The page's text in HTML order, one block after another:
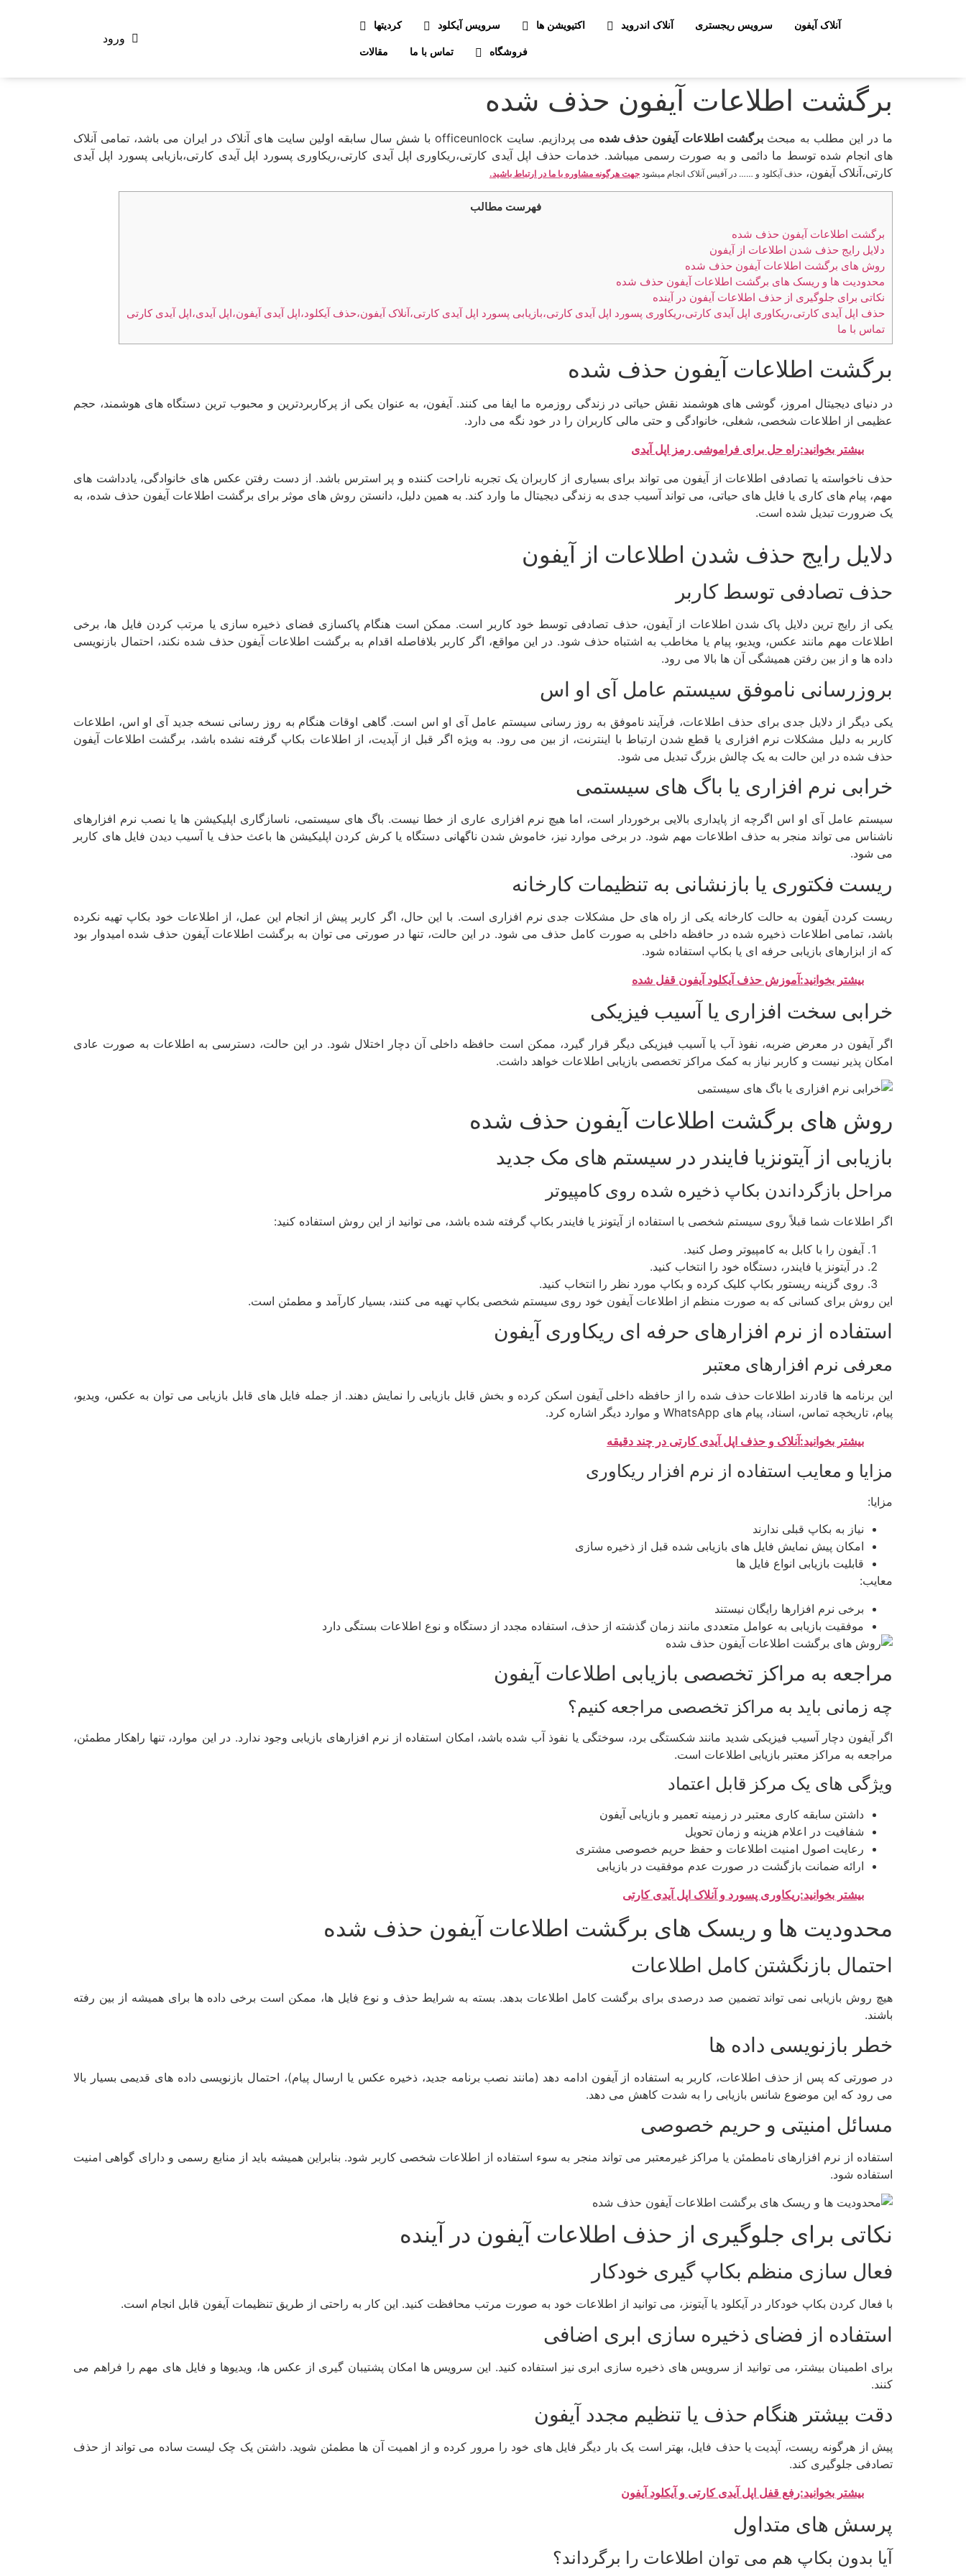
آنلاک آیفون سرویس ریجستری آنلاک اندروید اکتیویشن ها سرویس آیکلود کردیتها
فروشگاه تماس با ما مقالات
ورود
برگشت اطلاعات آیفون حذف‌ شده
ما در این مطلب به مبحث برگشت اطلاعات آیفون حذف‌ شده
می پردازیم. سایت officeunlock با شش سال سابقه اولین سایت های آنلاک در ایران می باشد، تمامی آنلاک
های انجام شده توسط ما دائمی و به صورت رسمی میباشد. خدمات حذف اپل آیدی کارتی،ریکاوری اپل آیدی کارتی،ریکاوری پسورد اپل آیدی کارتی،بازیابی پسورد اپل آیدی
کارتی،آنلاک آیفون، حذف آیکلود و …… در آفیس آنلاک انجام میشود جهت هرگونه مشاوره با ما در ارتباط باشید.
فهرست مطالب
برگشت اطلاعات آیفون حذف‌ شده
دلایل رایج حذف شدن اطلاعات از آیفون
روش های برگشت اطلاعات آیفون حذف شده
محدودیت ها و ریسک های برگشت اطلاعات آیفون حذف شده
نکاتی برای جلوگیری از حذف اطلاعات آیفون در آینده
حذف اپل آیدی کارتی،ریکاوری اپل آیدی کارتی،ریکاوری پسورد اپل آیدی کارتی،بازیابی پسورد اپل آیدی کارتی،آنلاک آیفون،حذف آیکلود،اپل آیدی آیفون،اپل آیدی،اپل آیدی کارتی
تماس با ما
برگشت اطلاعات آیفون حذف‌ شده
در دنیای دیجیتال امروز، گوشی های هوشمند نقش حیاتی در زندگی روزمره ما ایفا می کنند. آیفون، به عنوان یکی از پرکاربردترین و محبوب ترین دستگاه های هوشمند، حجم
عظیمی از اطلاعات شخصی، شغلی، خانوادگی و حتی مالی کاربران را در خود نگه می دارد.
بیشتر بخوانید:راه‌ حل برای فراموشی رمز اپل آیدی
حذف ناخواسته یا تصادفی اطلاعات از آیفون می تواند برای بسیاری از کاربران یک تجربه ناراحت کننده و پر استرس باشد. از دست رفتن عکس های خانوادگی، یادداشت های
مهم، پیام های کاری یا فایل های حیاتی، می تواند آسیب جدی به زندگی دیجیتال ما وارد کند. به همین دلیل، دانستن روش های موثر برای برگشت اطلاعات آیفون حذف شده، به
یک ضرورت تبدیل شده است.
دلایل رایج حذف شدن اطلاعات از آیفون
حذف تصادفی توسط کاربر
یکی از رایج ترین دلایل پاک شدن اطلاعات از آیفون، حذف تصادفی توسط خود کاربر است. ممکن است هنگام پاکسازی فضای ذخیره سازی یا مرتب کردن فایل ها، برخی
اطلاعات مهم مانند عکس، ویدیو، پیام یا مخاطب به اشتباه حذف شود. در این مواقع، اگر کاربر بلافاصله اقدام به برگشت اطلاعات آیفون حذف شده نکند، احتمال بازنویسی
داده ها و از بین رفتن همیشگی آن ها بالا می رود.
بروزرسانی ناموفق سیستم عامل آی او اس
یکی دیگر از دلایل جدی برای حذف اطلاعات، فرآیند ناموفق به روز رسانی سیستم عامل آی او اس است. گاهی اوقات هنگام به روز رسانی نسخه جدید آی او اس، اطلاعات
کاربر به دلیل مشکلات نرم افزاری یا قطع شدن ارتباط با اینترنت، از بین می رود. به ویژه اگر قبل از آپدیت، از اطلاعات بکاپ گرفته نشده باشد، برگشت اطلاعات آیفون
حذف شده در این حالت به یک چالش بزرگ تبدیل می شود.
خرابی نرم افزاری یا باگ های سیستمی
سیستم عامل آی او اس اگرچه از پایداری بالایی برخوردار است، اما هیچ نرم افزاری عاری از خطا نیست. باگ های سیستمی، ناسازگاری اپلیکیشن ها یا نصب نرم افزارهای
ناشناس می تواند منجر به حذف اطلاعات مهم شود. در برخی موارد نیز، خاموش شدن ناگهانی دستگاه یا کرش کردن اپلیکیشن ها باعث حذف یا آسیب دیدن فایل های کاربر
می شود.
ریست فکتوری یا بازنشانی به تنظیمات کارخانه
ریست کردن آیفون به حالت کارخانه یکی از راه های حل مشکلات جدی نرم افزاری است. با این حال، اگر کاربر پیش از انجام این عمل، از اطلاعات خود بکاپ تهیه نکرده
باشد، تمامی اطلاعات ذخیره شده در حافظه داخلی به صورت کامل حذف می شود. در این حالت، تنها در صورتی می توان به برگشت اطلاعات آیفون حذف شده امیدوار بود
که از ابزارهای بازیابی حرفه ای یا بکاپ استفاده شود.
بیشتر بخوانید:آموزش حذف آیکلود آیفون قفل‌ شده
خرابی سخت افزاری یا آسیب فیزیکی
اگر آیفون در معرض ضربه، نفوذ آب یا آسیب فیزیکی دیگر قرار گیرد، ممکن است حافظه داخلی آن دچار اختلال شود. در این حالت، دسترسی به اطلاعات به صورت عادی
امکان پذیر نیست و کاربر نیاز به کمک مراکز تخصصی بازیابی اطلاعات خواهد داشت.
روش های برگشت اطلاعات آیفون حذف شده
بازیابی از آیتونزیا فایندر در سیستم های مک جدید
مراحل بازگرداندن بکاپ ذخیره شده روی کامپیوتر
اگر اطلاعات شما قبلاً روی سیستم شخصی با استفاده از آیتونز یا فایندر بکاپ گرفته شده باشد، می توانید از این روش استفاده کنید:
آیفون را با کابل به کامپیوتر وصل کنید.
در آیتونز یا فایندر، دستگاه خود را انتخاب کنید.
روی گزینه ریستور بکاپ کلیک کرده و بکاپ مورد نظر را انتخاب کنید.
این روش برای کسانی که به صورت منظم از اطلاعات آیفون خود روی سیستم شخصی بکاپ تهیه می کنند، بسیار کارآمد و مطمئن است.
استفاده از نرم افزارهای حرفه ای ریکاوری آیفون
معرفی نرم افزارهای معتبر
این برنامه ها قادرند اطلاعات حذف شده را از حافظه داخلی آیفون اسکن کرده و بخش قابل بازیابی را نمایش دهند. از جمله فایل های قابل بازیابی می توان به عکس، ویدیو،
پیام، تاریخچه تماس، اسناد، پیام های WhatsApp و موارد دیگر اشاره کرد.
بیشتر بخوانید:آنلاک و حذف اپل آیدی کارتی در چند دقیقه
مزایا و معایب استفاده از نرم افزار ریکاوری
مزایا:
نیاز به بکاپ قبلی ندارند
امکان پیش نمایش فایل های بازیابی شده قبل از ذخیره سازی
قابلیت بازیابی انواع فایل ها
معایب:
برخی نرم افزارها رایگان نیستند
موفقیت بازیابی به عوامل متعددی مانند زمان گذشته از حذف، استفاده مجدد از دستگاه و نوع اطلاعات بستگی دارد
مراجعه به مراکز تخصصی بازیابی اطلاعات آیفون
چه زمانی باید به مراکز تخصصی مراجعه کنیم؟
اگر آیفون دچار آسیب فیزیکی شدید مانند شکستگی برد، سوختگی یا نفوذ آب شده باشد، امکان استفاده از نرم افزارهای بازیابی وجود ندارد. در این موارد، تنها راهکار مطمئن،
مراجعه به مراکز معتبر بازیابی اطلاعات است.
ویژگی های یک مرکز قابل اعتماد
داشتن سابقه کاری معتبر در زمینه تعمیر و بازیابی آیفون
شفافیت در اعلام هزینه و زمان تحویل
رعایت اصول امنیت اطلاعات و حفظ حریم خصوصی مشتری
ارائه ضمانت بازگشت در صورت عدم موفقیت در بازیابی
بیشتر بخوانید:ریکاوری پسورد و آنلاک اپل آیدی کارتی
محدودیت ها و ریسک های برگشت اطلاعات آیفون حذف شده
احتمال بازنگشتن کامل اطلاعات
هیچ روش بازیابی نمی تواند تضمین صد درصدی برای برگشت کامل اطلاعات بدهد. بسته به شرایط حذف و نوع فایل ها، ممکن است برخی داده ها برای همیشه از بین رفته
باشند.
خطر بازنویسی داده ها
در صورتی که پس از حذف اطلاعات، کاربر به استفاده از آیفون ادامه دهد (مانند نصب برنامه جدید، ذخیره عکس یا ارسال پیام)، احتمال بازنویسی داده های قدیمی بسیار بالا
می رود که این موضوع شانس بازیابی را به شدت کاهش می دهد.
مسائل امنیتی و حریم خصوصی
استفاده از نرم افزارهای نامطمئن یا مراکز غیرمعتبر می تواند منجر به سوء استفاده از اطلاعات شخصی کاربر شود. بنابراین همیشه باید از منابع رسمی و دارای گواهی امنیت
استفاده شود.
نکاتی برای جلوگیری از حذف اطلاعات آیفون در آینده
فعال سازی منظم بکاپ گیری خودکار
با فعال کردن بکاپ خودکار در آیکلود یا آیتونز، می توانید از اطلاعات خود به صورت مرتب محافظت کنید. این کار به راحتی از طریق تنظیمات آیفون قابل انجام است.
استفاده از فضای ذخیره سازی ابری اضافی
برای اطمینان بیشتر، می توانید از سرویس های ذخیره سازی ابری نیز استفاده کنید. این سرویس ها امکان پشتیبان گیری از عکس ها، ویدیوها و فایل های مهم را فراهم می
کنند.
دقت بیشتر هنگام حذف یا تنظیم مجدد آیفون
پیش از هرگونه ریست، آپدیت یا حذف فایل، بهتر است یک بار دیگر فایل های خود را مرور کرده و از اهمیت آن ها مطمئن شوید. داشتن یک چک لیست ساده می تواند از حذف
تصادفی جلوگیری کند.
بیشتر بخوانید:رفع قفل اپل آیدی کارتی و آیکلود آیفون
پرسش های متداول
آیا بدون بکاپ هم می توان اطلاعات را برگرداند؟